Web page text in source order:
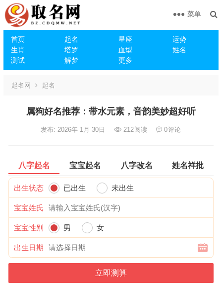
首页 起名 星座
运势
生肖
塔罗 血型
姓名
测试
解梦 更多
菜单
起名网 起名
属狗好名推荐：带水元素，音韵美妙超好听
发布: 2026年 1月 30日 212阅读 0评论
八字起名 宝宝起名 八字改名 姓名祥批
出生状态 已出生 未出生
宝宝姓氏
宝宝性别 男 女
出生日期